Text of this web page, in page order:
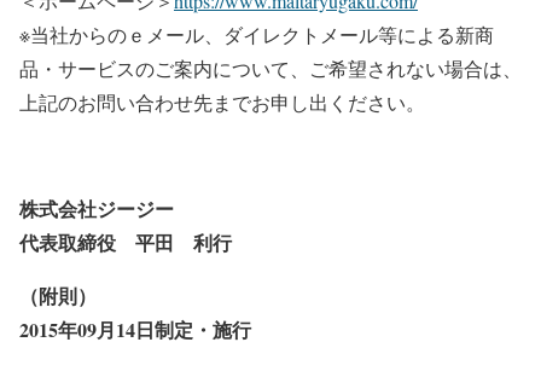
※当社からのｅメール、ダイレクトメール等による新商
品・サービスのご案内について、ご希望されない場合は、
上記のお問い合わせ先までお申し出ください。
株式会社ジージー
代表取締役 平田 利行
（附則）
2015年09月14日制定・施行